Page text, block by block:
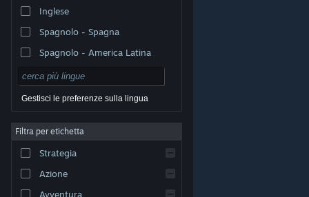
appartengono ai rispettivi proprietari negli Stati Uniti e
legali|
Steam| Rimborsi|
Inglese
Spagnolo - Spagna
Spagnolo - America Latina
Gestisci le preferenze sulla lingua
Filtra per etichetta
Strategia
Azione
Avventura